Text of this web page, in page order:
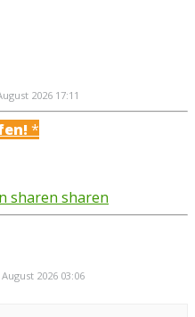
2026 17:11
*
sharen sharen
2026 03:06